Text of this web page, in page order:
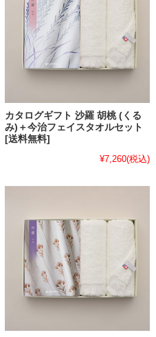
カタログギフト 沙羅 胡桃 (くる
み)＋今治フェイスタオルセット
[送料無料]
¥7,260(税込)